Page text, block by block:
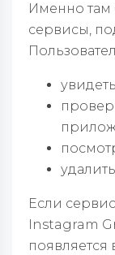
Именно
сервисы,
Если
Instagram